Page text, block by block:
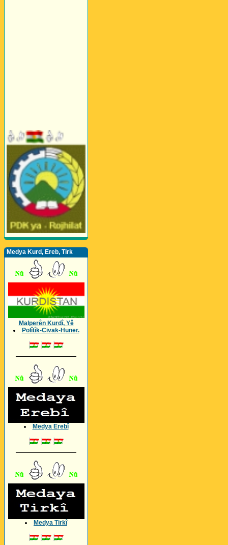
Medya Kurd, Ereb, Tirk
Malperên Kurdî, Yê
Polîtîk-Civak-Huner.
Medya Erebî
Medya Tirkî